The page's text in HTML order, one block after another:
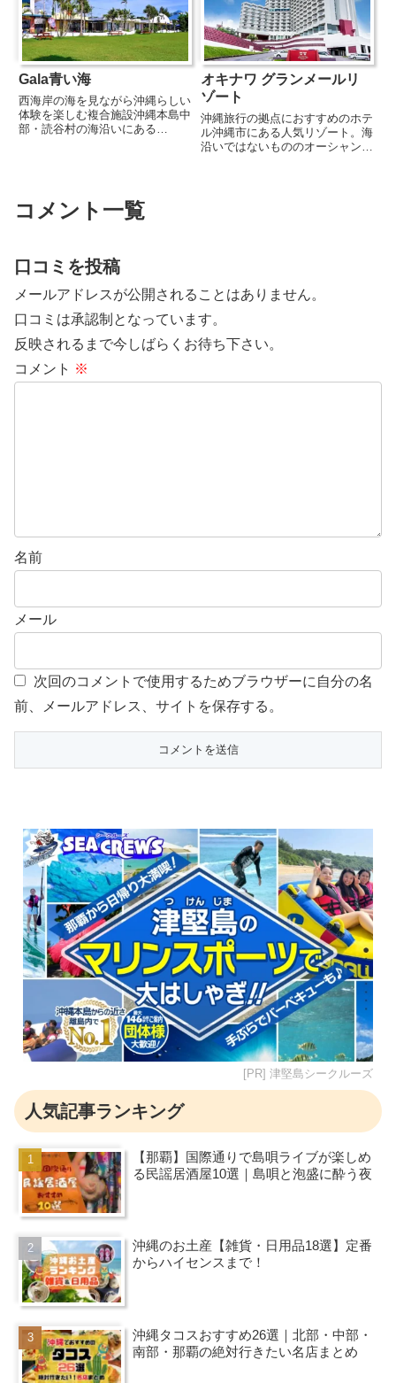
Gala青い海
西海岸の海を見ながら沖縄らしい
体験を楽しむ複合施設沖縄本島中
部・読谷村の海沿いにある
す。青く輝く海を背景に、自分だ
けの...
オキナワ グランメールリ
ゾート
沖縄旅行の拠点におすすめのホテ
ル沖縄市にある人気リゾート。海
沿いではないもののオーシャンビ
コメント一覧
口コミを投稿
メールアドレスが公開されることはありません。
口コミは承認制となっています。
反映されるまで今しばらくお待ち下さい。
コメント ※
名前
メール
次回のコメントで使用するためブラウザーに自分の名
前、メールアドレス、サイトを保存する。
[PR] 津堅島シークルーズ
人気記事ランキング
【那覇】国際通りで島唄ライブが楽しめ
る民謡居酒屋10選｜島唄と泡盛に酔う夜
沖縄のお土産【雑貨・日用品18選】定番
からハイセンスまで！
沖縄タコスおすすめ26選｜北部・中部・
南部・那覇の絶対行きたい名店まとめ